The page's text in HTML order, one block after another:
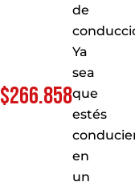
$266.858
de
Ya
sea
que
estés
en
un